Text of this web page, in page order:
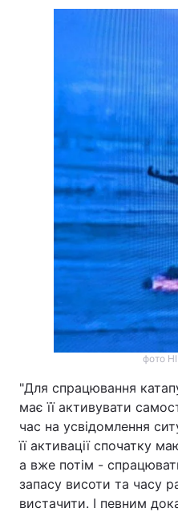
фото
"Для спрацювання
має її активувати
час на усвідомлення
її активації спочатку
а вже потім -
запасу висоти та часу
вистачити. І певним